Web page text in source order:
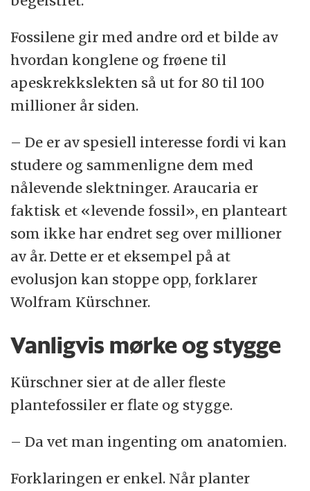
Fossilene gir med andre ord et bilde av
hvordan konglene og frøene til
apeskrekkslekten så ut for 80 til 100
millioner år siden.
– De er av spesiell interesse fordi vi kan
studere og sammenligne dem med
nålevende slektninger. Araucaria er
faktisk et «levende fossil», en planteart
som ikke har endret seg over millioner
av år. Dette er et eksempel på at
evolusjon kan stoppe opp, forklarer
Wolfram Kürschner.
Vanligvis mørke og stygge
Kürschner sier at de aller fleste
plantefossiler er flate og stygge.
– Da vet man ingenting om anatomien.
Forklaringen er enkel. Når planter